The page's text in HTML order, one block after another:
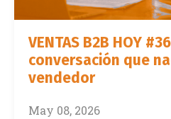
VENTAS B2B HOY
conversación que
vendedor
May 08, 2026